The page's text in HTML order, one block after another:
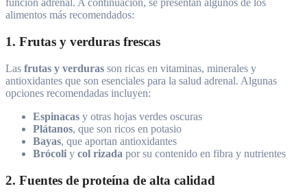
función adrenal. A continuación, se presentan algunos de los
alimentos más recomendados:
1. Frutas y verduras frescas
Las frutas y verduras son ricas en vitaminas, minerales y
antioxidantes que son esenciales para la salud adrenal. Algunas
opciones recomendadas incluyen:
Espinacas y otras hojas verdes oscuras
Plátanos, que son ricos en potasio
Bayas, que aportan antioxidantes
Brócoli y col rizada por su contenido en fibra y nutrientes
2. Fuentes de proteína de alta calidad